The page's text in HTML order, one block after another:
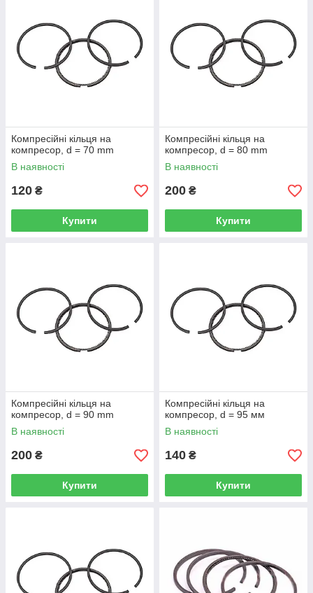
Компресійні кільця на
компресор, d = 70 mm
В наявності
120 ₴
Купити
Компресійні кільця на
компресор, d = 80 mm
В наявності
200 ₴
Купити
Компресійні кільця на
компресор, d = 90 mm
В наявності
200 ₴
Купити
Компресійні кільця на
компресор, d = 95 мм
В наявності
140 ₴
Купити